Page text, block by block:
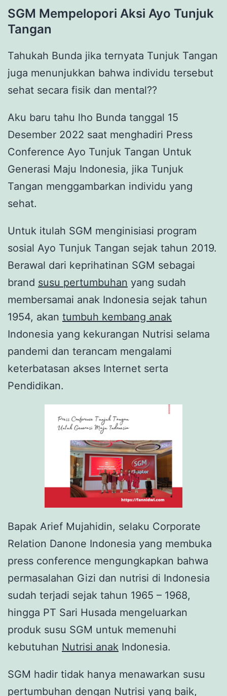
SGM Mempelopori Aksi Ayo Tunjuk
Tangan
Tahukah Bunda jika ternyata Tunjuk Tangan
juga menunjukkan bahwa individu tersebut
sehat secara fisik dan mental??
Aku baru tahu lho Bunda tanggal 15
Desember 2022 saat menghadiri Press
Conference Ayo Tunjuk Tangan Untuk
Generasi Maju Indonesia, jika Tunjuk
Tangan menggambarkan individu yang
sehat.
Untuk itulah SGM menginisiasi program
sosial Ayo Tunjuk Tangan sejak tahun 2019.
Berawal dari keprihatinan SGM sebagai
brand susu pertumbuhan yang sudah
membersamai anak Indonesia sejak tahun
1954, akan tumbuh kembang anak
Indonesia yang kekurangan Nutrisi selama
pandemi dan terancam mengalami
keterbatasan akses Internet serta
Pendidikan.
Bapak Arief Mujahidin, selaku Corporate
Relation Danone Indonesia yang membuka
press conference mengungkapkan bahwa
permasalahan Gizi dan nutrisi di Indonesia
sudah terjadi sejak tahun 1965 – 1968,
hingga PT Sari Husada mengeluarkan
produk susu SGM untuk memenuhi
kebutuhan Nutrisi anak Indonesia.
SGM hadir tidak hanya menawarkan susu
pertumbuhan dengan Nutrisi yang baik,